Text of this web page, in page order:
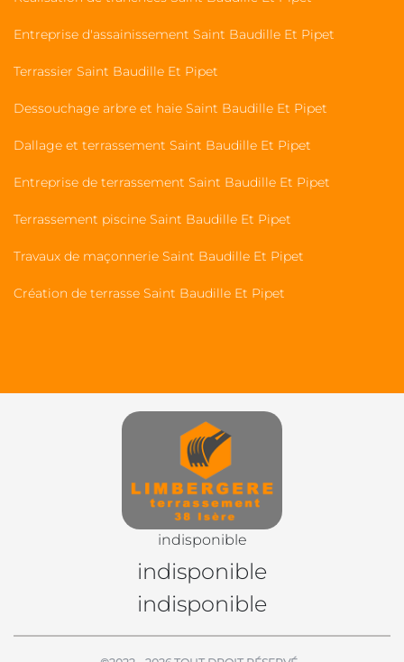
Entreprise d'assainissement Saint Baudille Et Pipet
Terrassier Saint Baudille Et Pipet
Dessouchage arbre et haie Saint Baudille Et Pipet
Dallage et terrassement Saint Baudille Et Pipet
Entreprise de terrassement Saint Baudille Et Pipet
Terrassement piscine Saint Baudille Et Pipet
Travaux de maçonnerie Saint Baudille Et Pipet
Création de terrasse Saint Baudille Et Pipet
indisponible
indisponible
indisponible